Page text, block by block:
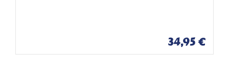
s
t
e
34,95 €
s
t
e